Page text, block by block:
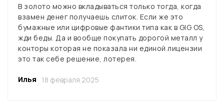
В золото можно вкладываться только тогда, когда
взамен денег получаешь слиток. Если же это
бумажные или цифровые фантики типа как в GIG OS,
жди беды. Да и вообще покупать дорогой металл у
конторы которая не показала ни единой лицензии
это так себе решение, лотерея.
Илья 18 февраля 2025